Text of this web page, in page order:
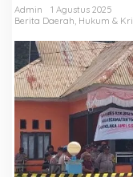
Admin
1 Agustus 2025
Berita Daerah, Hukum &